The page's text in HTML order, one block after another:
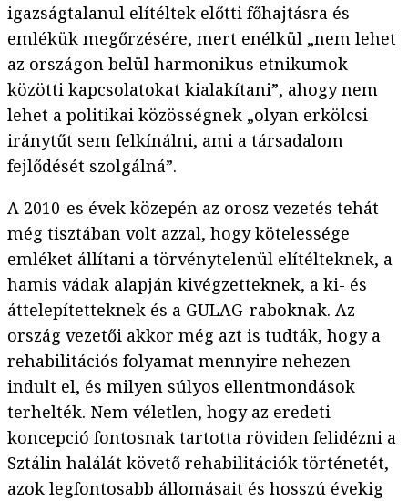
igazságtalanul elítéltek előtti főhajtásra és
emlékük megőrzésére, mert enélkül „nem lehet
az országon belül harmonikus etnikumok
közötti kapcsolatokat kialakítani”, ahogy nem
lehet a politikai közösségnek „olyan erkölcsi
iránytűt sem felkínálni, ami a társadalom
fejlődését szolgálná”.
A 2010-es évek közepén az orosz vezetés tehát
még tisztában volt azzal, hogy kötelessége
emléket állítani a törvénytelenül elítélteknek, a
hamis vádak alapján kivégzetteknek, a ki- és
áttelepítetteknek és a GULAG-raboknak. Az
ország vezetői akkor még azt is tudták, hogy a
rehabilitációs folyamat mennyire nehezen
indult el, és milyen súlyos ellentmondások
terhelték. Nem véletlen, hogy az eredeti
koncepció fontosnak tartotta röviden felidézni a
Sztálin halálát követő rehabilitációk történetét,
azok legfontosabb állomásait és hosszú évekig